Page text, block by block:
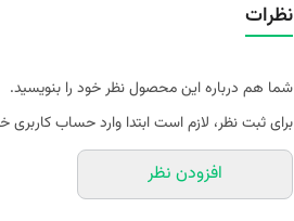
فری سایز (مناسب 34 تا 42)
کپ عالی و تنخور حرفه‌ای
نظرات
شما هم درباره این محصول نظر خود را بنویسید.
برای ثبت نظر، لازم است ابتدا وارد حساب کاربری
افزودن نظر